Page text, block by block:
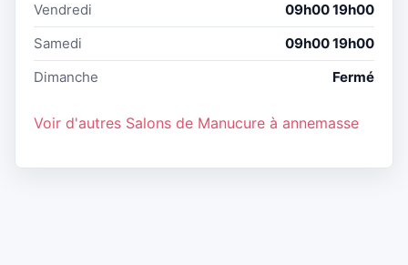
Vendredi
09h00 19h00
Samedi
09h00 19h00
Dimanche
Fermé
Voir d'autres Salons de Manucure à annemasse